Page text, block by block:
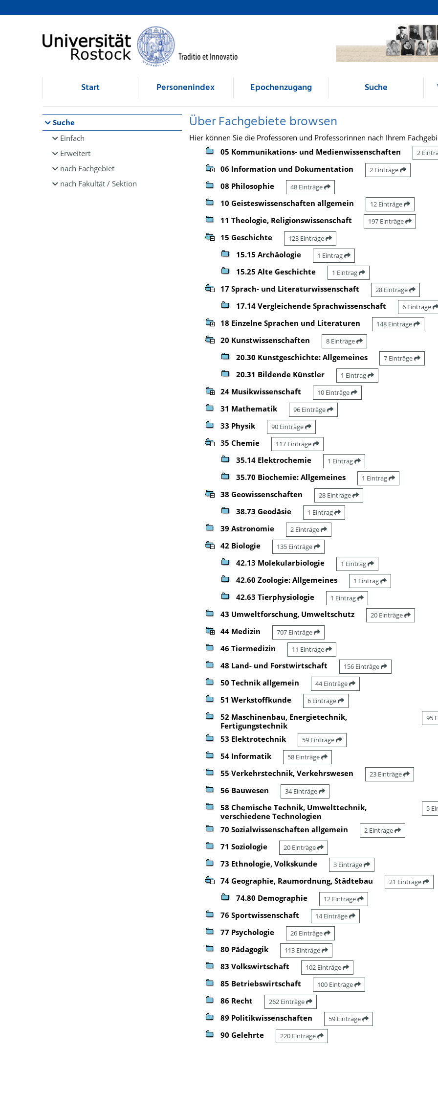
Browsen
direkt zum Inhalt
Start Personenindex Epochenzugang Suche
Suche
Einfach
Erweitert
nach Fachgebiet
nach Fakultät / Sektion
Über Fachgebiete browsen
Hier können Sie die Professoren und Professorinnen nach Ihrem
05 Kommunikations- und Medienwissenschaften
2
06 Information und Dokumentation 2 Einträge
08 Philosophie 48 Einträge
10 Geisteswissenschaften allgemein 12 Einträge
11 Theologie, Religionswissenschaft 197 Einträge
15 Geschichte 123 Einträge
15.15 Archäologie 1 Eintrag
15.25 Alte Geschichte 1 Eintrag
17 Sprach- und Literaturwissenschaft 28 Einträge
17.14 Vergleichende Sprachwissenschaft 6 Einträge
18 Einzelne Sprachen und Literaturen 148 Einträge
20 Kunstwissenschaften 8 Einträge
20.30 Kunstgeschichte: Allgemeines 7 Einträge
20.31 Bildende Künstler 1 Eintrag
24 Musikwissenschaft 10 Einträge
31 Mathematik 96 Einträge
33 Physik 90 Einträge
35 Chemie 117 Einträge
35.14 Elektrochemie 1 Eintrag
35.70 Biochemie: Allgemeines 1 Eintrag
38 Geowissenschaften 28 Einträge
38.73 Geodäsie 1 Eintrag
39 Astronomie 2 Einträge
42 Biologie 135 Einträge
42.13 Molekularbiologie 1 Eintrag
42.60 Zoologie: Allgemeines 1 Eintrag
42.63 Tierphysiologie 1 Eintrag
43 Umweltforschung, Umweltschutz 20 Einträge
44 Medizin 707 Einträge
46 Tiermedizin 11 Einträge
48 Land- und Forstwirtschaft 156 Einträge
50 Technik allgemein 44 Einträge
51 Werkstoffkunde 6 Einträge
52 Maschinenbau, Energietechnik,
Fertigungstechnik
95
53 Elektrotechnik 59 Einträge
54 Informatik 58 Einträge
55 Verkehrstechnik, Verkehrswesen 23 Einträge
56 Bauwesen 34 Einträge
58 Chemische Technik, Umwelttechnik,
verschiedene Technologien
5
70 Sozialwissenschaften allgemein 2 Einträge
71 Soziologie 20 Einträge
73 Ethnologie, Volkskunde 3 Einträge
74 Geographie, Raumordnung, Städtebau 21 Einträge
74.80 Demographie 12 Einträge
76 Sportwissenschaft 14 Einträge
77 Psychologie 26 Einträge
80 Pädagogik 113 Einträge
83 Volkswirtschaft 102 Einträge
85 Betriebswirtschaft 100 Einträge
86 Recht 262 Einträge
89 Politikwissenschaften 59 Einträge
90 Gelehrte 220 Einträge